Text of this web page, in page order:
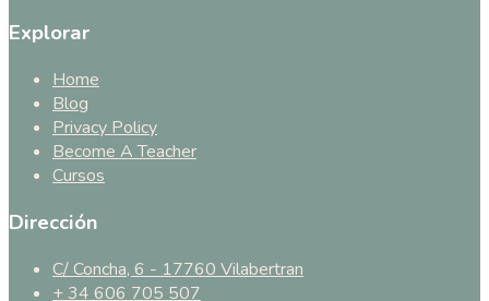
Explorar
Home
Blog
Privacy Policy
Become A Teacher
Cursos
Dirección
C/ Concha, 6 - 17760 Vilabertran
+ 34 606 705 507